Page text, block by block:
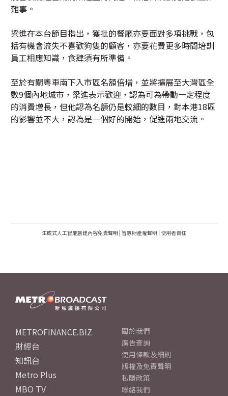
難事。
梁進在本台節目指出，獲批的餐廳亦要面對多項挑戰，包
括有機會流失不喜歡狗隻的顧客，亦要花費更多時間培訓
員工相應知識，食肆須有所準備。
至於有關粵車南下入市區名額倍增，並將擴展至大灣區全
數9個內地城市，梁進表示歡迎，認為可為帶動一定程度
的消費增長，但他認為名額仍是較細的數目，對本港18區
的影響並不大，認為是一個好的開始，促進兩地交流。
生成式人工智能創建內容免責聲明 | 智慧財產權聲明 | 使用者責任
METROFINANCE.BIZ
財經台
知訊台
Metro Plus
MBO TV
關於我們
廣告查詢
使用條款及細則
版權及免責聲明
私隱政策
聯絡我們